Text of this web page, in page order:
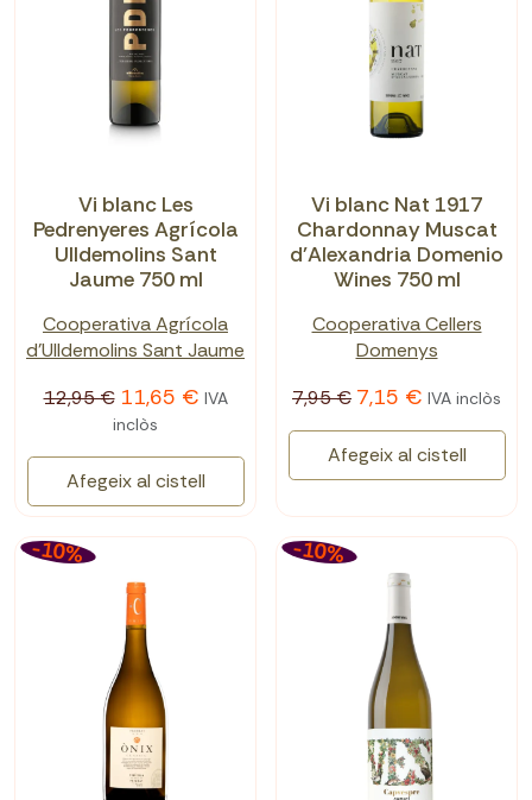
Vi blanc Les
Pedrenyeres Agrícola
Ulldemolins Sant
Jaume 750 ml
Cooperativa Agrícola
d'Ulldemolins Sant Jaume
12,95 € 11,65 € IVA
inclòs
Afegeix al cistell
Vi blanc Nat 1917
Chardonnay Muscat
d'Alexandria Domenio
Wines 750 ml
Cooperativa Cellers
Domenys
7,95 € 7,15 € IVA inclòs
Afegeix al cistell
-10% -10%